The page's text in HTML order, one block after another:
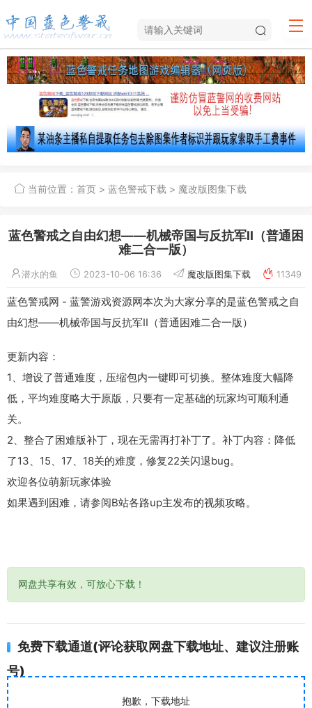
当前位置： 首页 > 蓝色警戒下载 > 魔改版图集下载
蓝色警戒之自由幻想——机械帝国与反抗军II（普通困
难二合一版）
潜水的鱼 2023-10-06 16:36 魔改版图集下载 11349
蓝色警戒网 - 蓝警游戏资源网本次为大家分享的是蓝色警戒之自
由幻想——机械帝国与反抗军II（普通困难二合一版）
更新内容：
1、增设了普通难度，压缩包内一键即可切换。整体难度大幅降
低，平均难度略大于原版，只要有一定基础的玩家均可顺利通
关。
2、整合了困难版补丁，现在无需再打补丁了。补丁内容：降低
了13、15、17、18关的难度，修复22关闪退bug。
欢迎各位萌新玩家体验
如果遇到困难，请参阅B站各路up主发布的视频攻略。
网盘共享有效，可放心下载！
免费下载通道(评论获取网盘下载地址、建议注册账
号)
抱歉，下载地址